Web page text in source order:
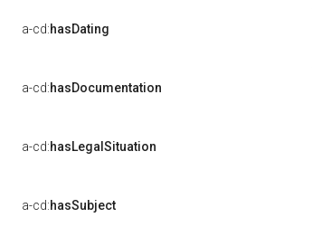
a-cd:hasDating
a-cd:hasDocumentation
a-cd:hasLegalSituation
a-cd:hasSubject